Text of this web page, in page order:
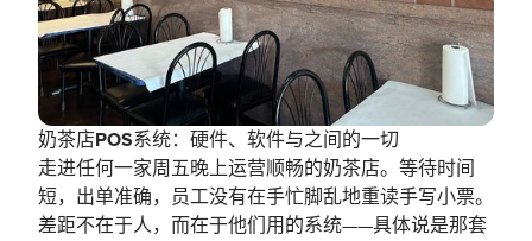
奶茶店POS系统：硬件、软件与之间的一切
走进任何一家周五晚上运营顺畅的奶茶店。等待时间
短，出单准确，员工没有在手忙脚乱地重读手写小票。
差距不在于人，而在于他们用的系统——具体说是那套